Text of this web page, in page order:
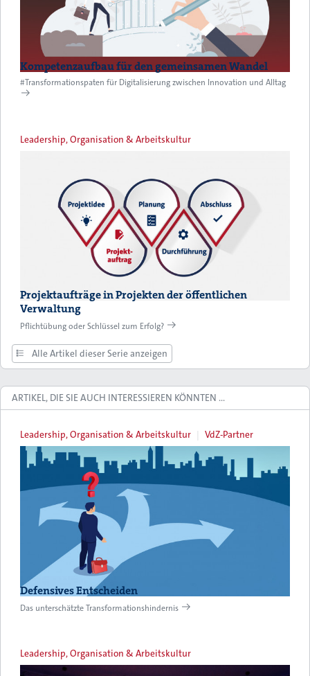
Kompetenzaufbau für den gemeinsamen Wandel
#Transformationspaten für Digitalisierung zwischen Innovation und Alltag
Leadership, Organisation & Arbeitskultur
Projektaufträge in Projekten der öffentlichen
Verwaltung
Pflichtübung oder Schlüssel zum Erfolg?
Alle Artikel dieser Serie anzeigen
ARTIKEL, DIE SIE AUCH INTERESSIEREN KÖNNTEN …
Leadership, Organisation & Arbeitskultur VdZ-Partner
Defensives Entscheiden
Das unterschätzte Transformationshindernis
Leadership, Organisation & Arbeitskultur